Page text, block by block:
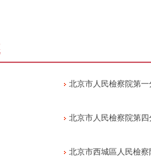
北京市人民檢察院第一
北京市人民檢察院第四
北京市西城區人民檢察